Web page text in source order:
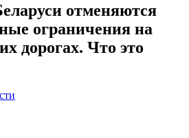
отменяются
ограничения на
дорогах. Что это